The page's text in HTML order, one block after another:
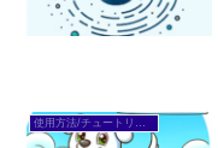
使用方法/チュートリアル